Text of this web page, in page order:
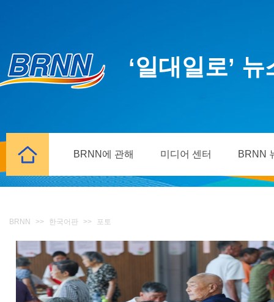
‘일대일로’
BRNN에 관해 미디어 센터 BRNN
BRNN >> 한국어판 >> 포토